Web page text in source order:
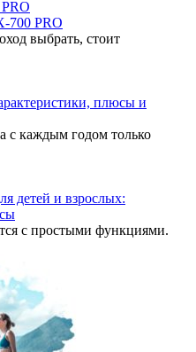
700 PRO
выбрать, стоит
плюсы и
с каждым годом только
детей и взрослых:
с простыми функциями.